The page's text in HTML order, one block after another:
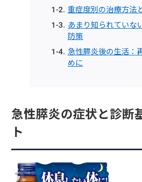
重症度別の治療方法
あまり知られていな
防策
急性膵炎後の生活：
めに
急性膵炎の症状と診断
ト